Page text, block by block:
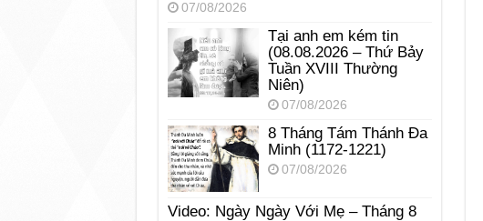
07/08/2026
Tại anh em kém tin
(08.08.2026 – Thứ Bảy
Tuần XVIII Thường
Niên)
07/08/2026
8 Tháng Tám Thánh Ða
Minh (1172-1221)
07/08/2026
Video: Ngày Ngày Với Mẹ – Tháng 8